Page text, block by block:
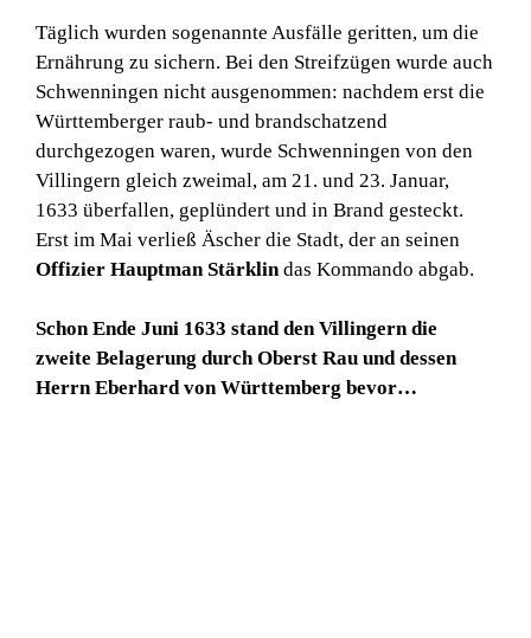
Täglich wurden sogenannte Ausfälle geritten, um die
Ernährung zu sichern. Bei den Streifzügen wurde auch
Schwenningen nicht ausgenommen: nachdem erst die
Württemberger raub- und brandschatzend
durchgezogen waren, wurde Schwenningen von den
Villingern gleich zweimal, am 21. und 23. Januar,
1633 überfallen, geplündert und in Brand gesteckt.
Erst im Mai verließ Äscher die Stadt, der an seinen
Offizier Hauptman Stärklin das Kommando abgab.
Schon Ende Juni 1633 stand den Villingern die
zweite Belagerung durch Oberst Rau und dessen
Herrn Eberhard von Württemberg bevor…